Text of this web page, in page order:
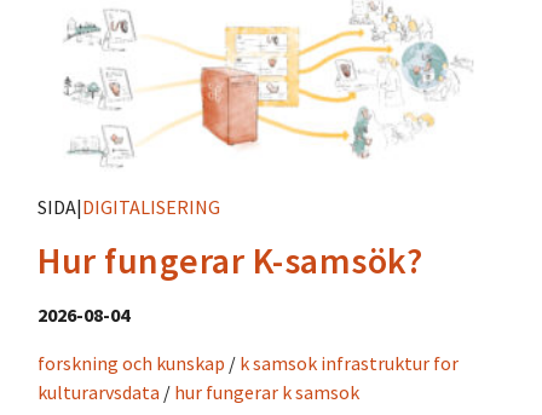
SIDA|DIGITALISERING
Hur fungerar K-samsök?
2026-08-04
forskning och kunskap / k samsok infrastruktur for
kulturarvsdata / hur fungerar k samsok